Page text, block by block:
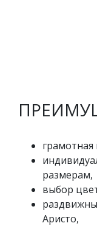
грамотная
размерам,
выбор
Аристо,